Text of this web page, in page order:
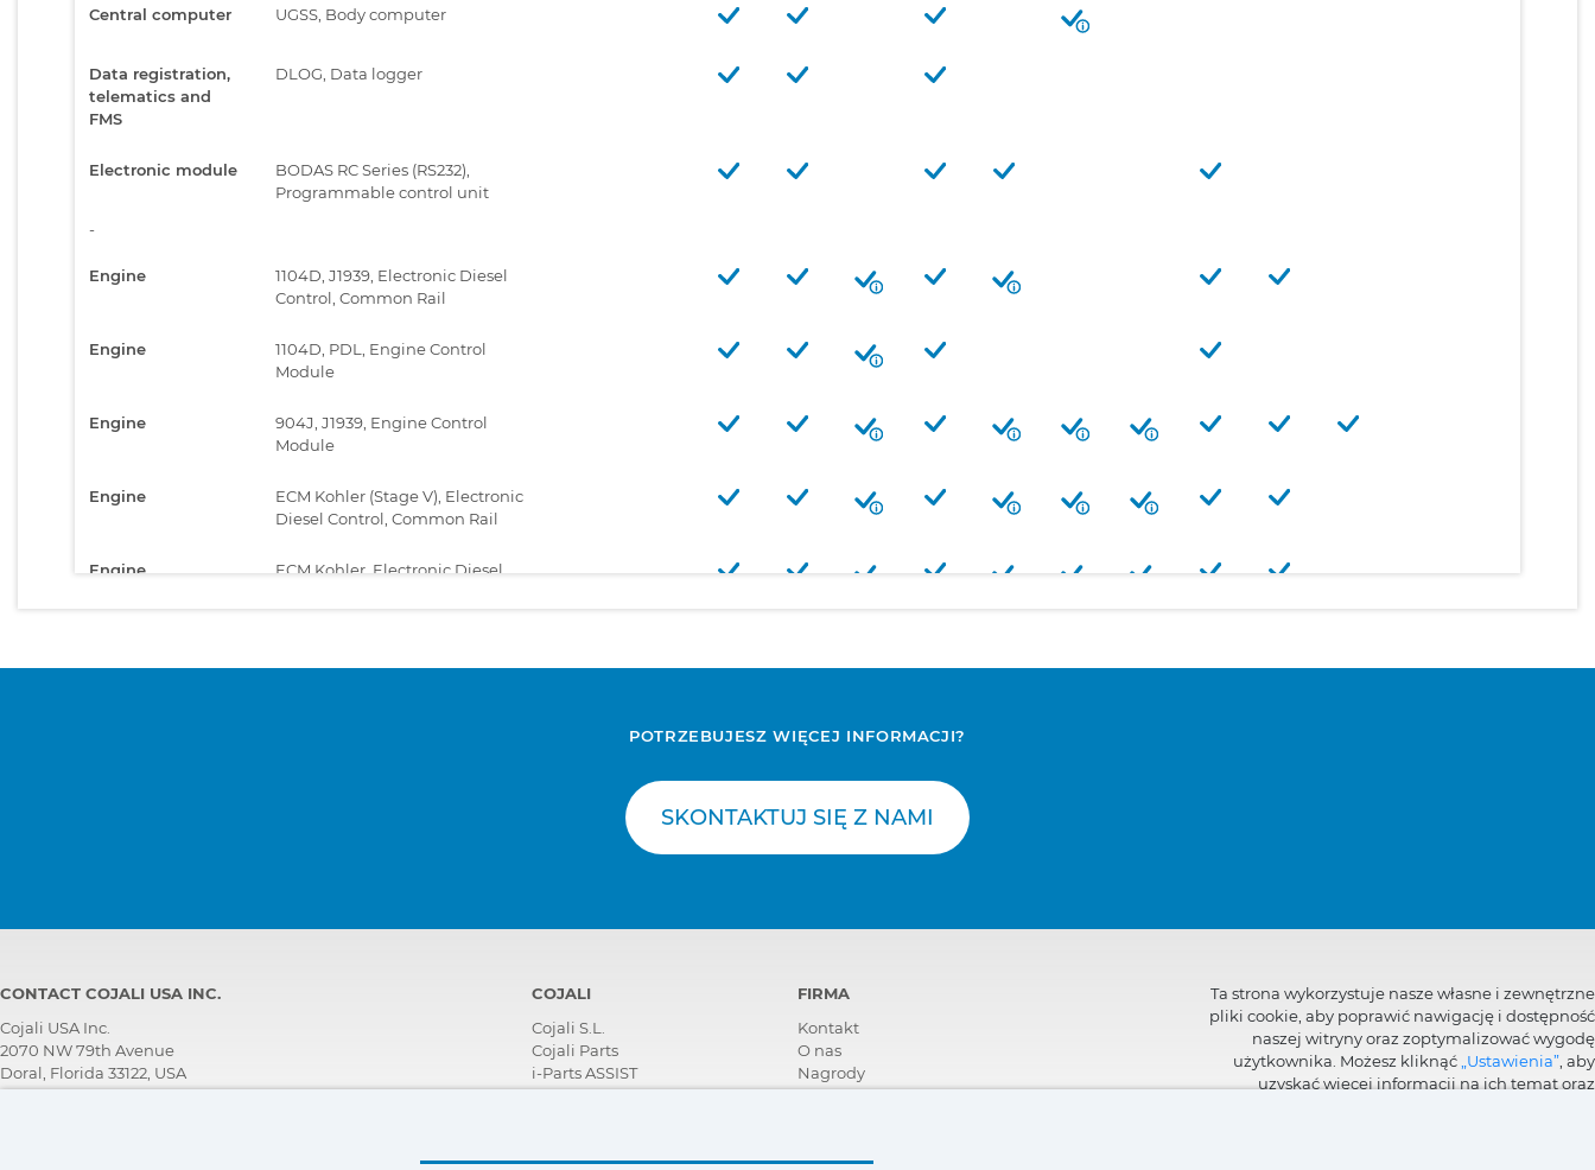
Central computer UGSS, Body computer
Data registration,
telematics and
FMS
DLOG, Data logger
Electronic module
BODAS RC Series (RS232),
Programmable control unit
-
Engine
1104D, J1939, Electronic Diesel
Control, Common Rail
Engine
1104D, PDL, Engine Control
Module
Engine
904J, J1939, Engine Control
Module
Engine
ECM Kohler (Stage V), Electronic
Diesel Control, Common Rail
Engine
ECM Kohler, Electronic Diesel
Diesel Control, Common Rail
Engine
EMR5 - EDC MD1, Electronic Diesel
Gearbox
POTRZEBUJESZ WIĘCEJ INFORMACJI?
SKONTAKTUJ SIĘ Z NAMI
CONTACT COJALI USA INC.
Cojali USA Inc.
2070 NW 79th Avenue
Doral, Florida 33122, USA
COJALI
Cojali S.L.
Cojali Parts
i-Parts ASSIST
FIRMA
Kontakt
O nas
Nagrody
Certyfikaty
Zostań dystrybutorem
Ta strona wykorzystuje nasze własne i zewnętrzne
pliki cookie, aby poprawić nawigację i dostępność
naszej witryny oraz zoptymalizować wygodę
użytkownika. Możesz kliknąć „Ustawienia” , aby
uzyskać więcej informacji na ich temat oraz